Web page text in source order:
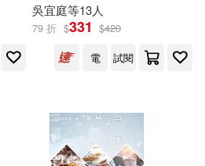
葉伊庭(4)
吳宜庭等13人
79 折 $331 $420
電
試閱